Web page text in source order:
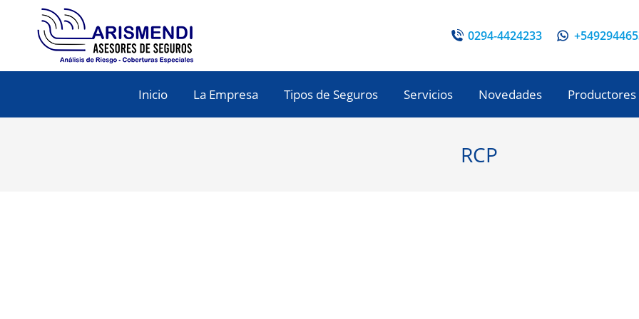
0294-4424233
Inicio La Empresa Tipos de Seguros Servicios Novedades Productores
RCP